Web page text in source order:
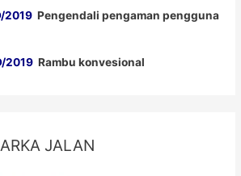
2019 Pengendali pengaman pengguna
2019 Rambu konvesional
JALAN